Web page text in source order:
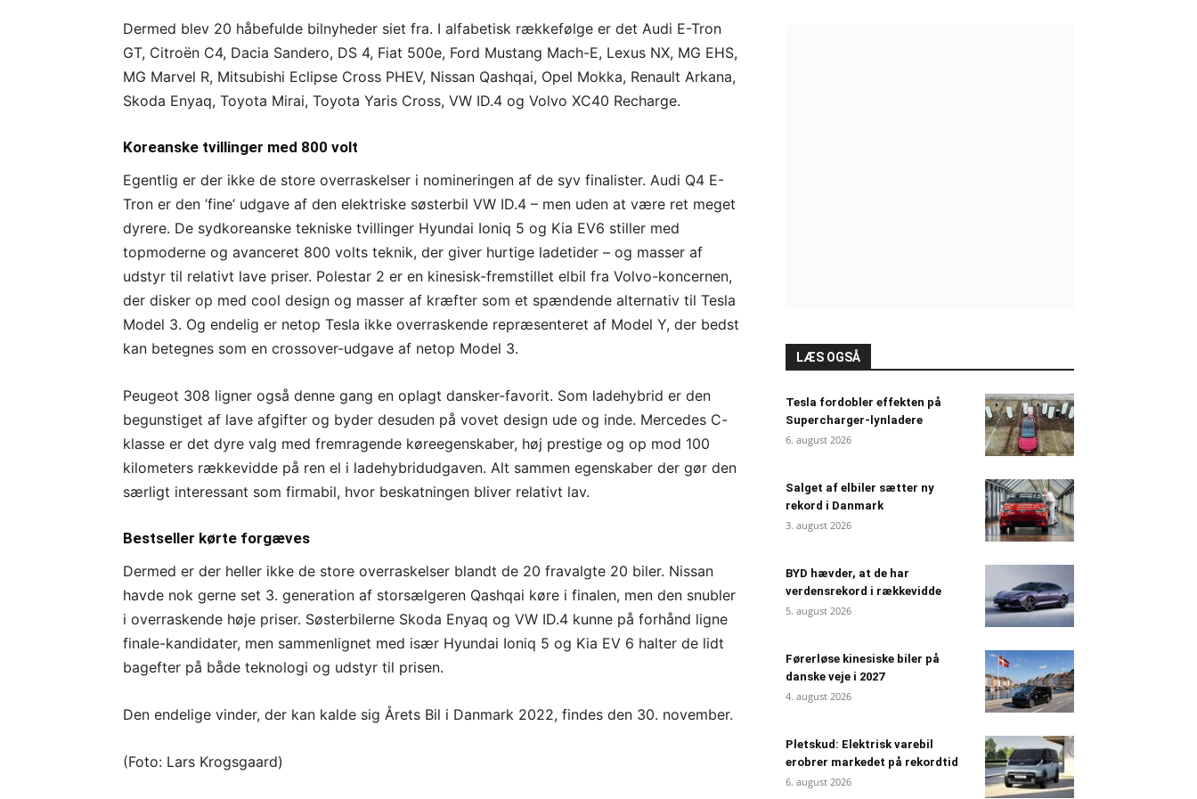
Dermed blev 20 håbefulde bilnyheder siet fra. I alfabetisk rækkefølge er det Audi E-Tron
GT, Citroën C4, Dacia Sandero, DS 4, Fiat 500e, Ford Mustang Mach-E, Lexus NX, MG EHS,
MG Marvel R, Mitsubishi Eclipse Cross PHEV, Nissan Qashqai, Opel Mokka, Renault Arkana,
Skoda Enyaq, Toyota Mirai, Toyota Yaris Cross, VW ID.4 og Volvo XC40 Recharge.
Koreanske tvillinger med 800 volt
Egentlig er der ikke de store overraskelser i nomineringen af de syv finalister. Audi Q4 E-
Tron er den ’fine’ udgave af den elektriske søsterbil VW ID.4 – men uden at være ret meget
dyrere. De sydkoreanske tekniske tvillinger Hyundai Ioniq 5 og Kia EV6 stiller med
topmoderne og avanceret 800 volts teknik, der giver hurtige ladetider – og masser af
udstyr til relativt lave priser. Polestar 2 er en kinesisk-fremstillet elbil fra Volvo-koncernen,
der disker op med cool design og masser af kræfter som et spændende alternativ til Tesla
Model 3. Og endelig er netop Tesla ikke overraskende repræsenteret af Model Y, der bedst
kan betegnes som en crossover-udgave af netop Model 3.
Peugeot 308 ligner også denne gang en oplagt dansker-favorit. Som ladehybrid er den
begunstiget af lave afgifter og byder desuden på vovet design ude og inde. Mercedes C-
klasse er det dyre valg med fremragende køreegenskaber, høj prestige og op mod 100
kilometers rækkevidde på ren el i ladehybridudgaven. Alt sammen egenskaber der gør den
særligt interessant som firmabil, hvor beskatningen bliver relativt lav.
Bestseller kørte forgæves
Dermed er der heller ikke de store overraskelser blandt de 20 fravalgte 20 biler. Nissan
havde nok gerne set 3. generation af storsælgeren Qashqai køre i finalen, men den snubler
i overraskende høje priser. Søsterbilerne Skoda Enyaq og VW ID.4 kunne på forhånd ligne
finale-kandidater, men sammenlignet med især Hyundai Ioniq 5 og Kia EV 6 halter de lidt
bagefter på både teknologi og udstyr til prisen.
Den endelige vinder, der kan kalde sig Årets Bil i Danmark 2022, findes den 30. november.
(Foto: Lars Krogsgaard)
LÆS OGSÅ
Tesla fordobler effekten på
Supercharger-lynladere
6. august 2026
Salget af elbiler sætter ny
rekord i Danmark
3. august 2026
BYD hævder, at de har
verdensrekord i rækkevidde
5. august 2026
Førerløse kinesiske biler på
danske veje i 2027
4. august 2026
Pletskud: Elektrisk varebil
erobrer markedet på rekordtid
6. august 2026